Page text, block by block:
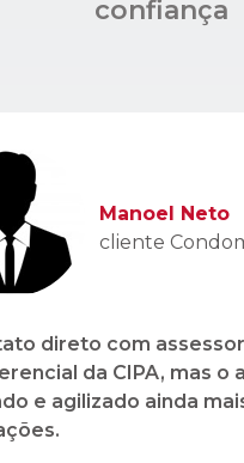
direto com
da CIPA, mas o
e agilizado ainda mais